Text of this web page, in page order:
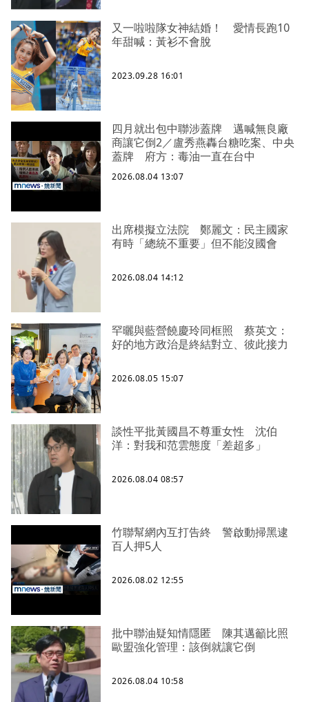
又一啦啦隊女神結婚！ 愛情長跑10
年甜喊：黃衫不會脫
2023.09.28 16:01
四月就出包中聯涉蓋牌 邁喊無良廠
商讓它倒2／盧秀燕轟台糖吃案、中央
蓋牌 府方：毒油一直在台中
2026.08.04 13:07
出席模擬立法院 鄭麗文：民主國家
有時「總統不重要」但不能沒國會
2026.08.04 14:12
罕曬與藍營饒慶玲同框照 蔡英文：
好的地方政治是終結對立、彼此接力
2026.08.05 15:07
談性平批黃國昌不尊重女性 沈伯
洋：對我和范雲態度「差超多」
2026.08.04 08:57
竹聯幫網內互打告終 警啟動掃黑逮
百人押5人
2026.08.02 12:55
批中聯油疑知情隱匿 陳其邁籲比照
歐盟強化管理：該倒就讓它倒
2026.08.04 10:58